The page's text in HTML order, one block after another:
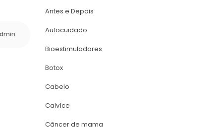
Antes e Depoi
Autocuidado
Bioestimuladore
Botox
Cabelo
Calvíce
Câncer de mama